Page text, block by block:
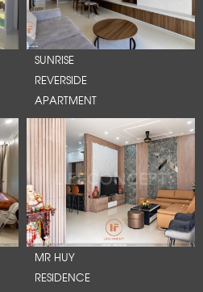
SUNRISE
REVERSIDE
APARTMENT
MR HUY
RESIDENCE